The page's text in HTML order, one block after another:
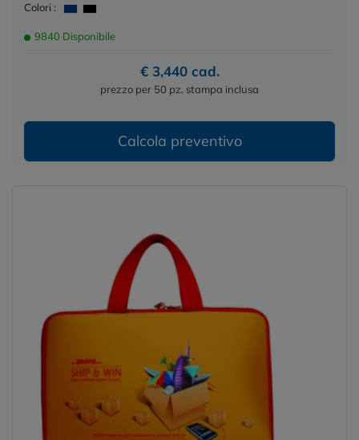
Colori :
9840 Disponibile
€ 3,440 cad.
prezzo per 50 pz. stampa inclusa
Calcola preventivo